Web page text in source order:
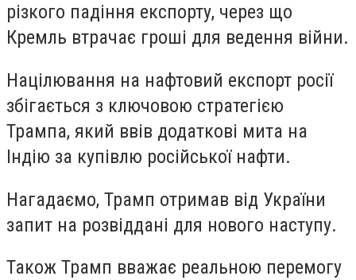
різкого падіння експорту, через що
Кремль втрачає гроші для ведення війни.
Націлювання на нафтовий експорт росії
збігається з ключовою стратегією
Трампа, який ввів додаткові мита на
Індію за купівлю російської нафти.
Нагадаємо, Трамп отримав від України
запит на розвіддані для нового наступу.
Також Трамп вважає реальною перемогу